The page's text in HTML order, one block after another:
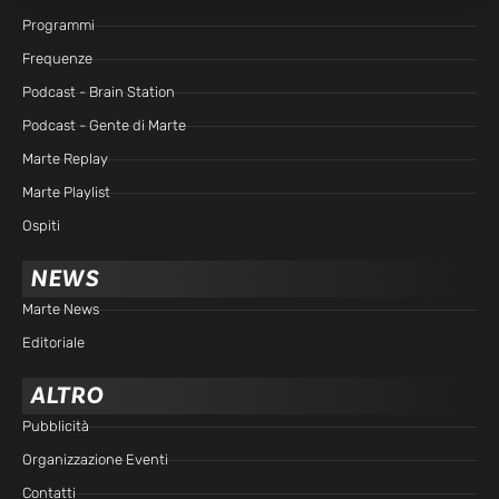
Programmi
Frequenze
Podcast - Brain Station
Podcast - Gente di Marte
Marte Replay
Marte Playlist
Ospiti
NEWS
Marte News
Editoriale
ALTRO
Pubblicità
Organizzazione Eventi
Contatti